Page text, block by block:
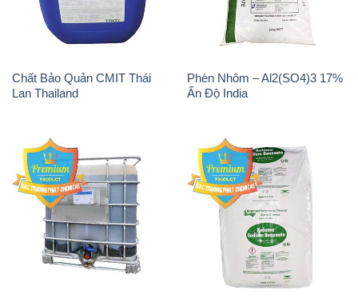
Chất Bảo Quản CMIT Thái
Lan Thailand
Phèn Nhôm – Al2(SO4)3 17%
Ấn Độ India